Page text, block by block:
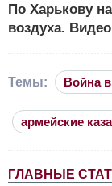
По Харькову
воздуха. Видео
Темы: Война
армейские
ГЛАВНЫЕ